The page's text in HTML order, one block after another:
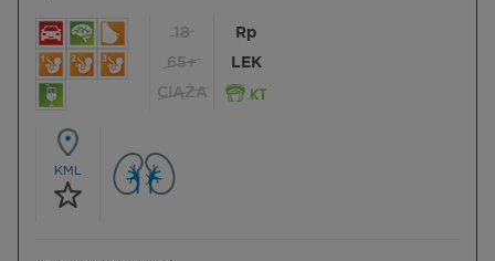
18
65+
CIĄŻA
Rp
LEK
KML